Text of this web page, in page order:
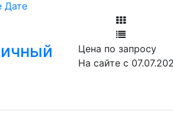
Дате
Цена по запросу
На сайте с